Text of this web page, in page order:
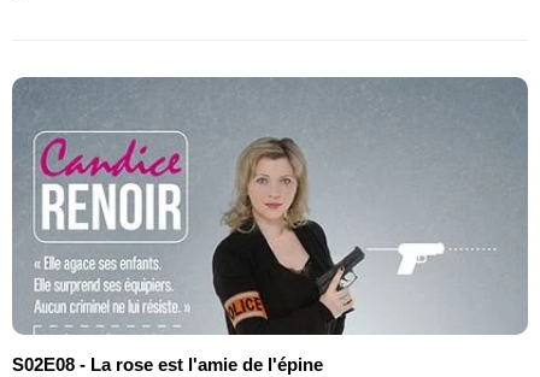
S02E08 - La rose est l'amie de l'épine